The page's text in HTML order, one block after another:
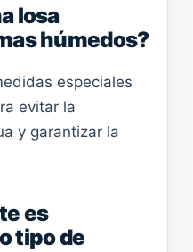
losa
húmedos?
especiales
evitar la
y garantizar la
es
tipo de